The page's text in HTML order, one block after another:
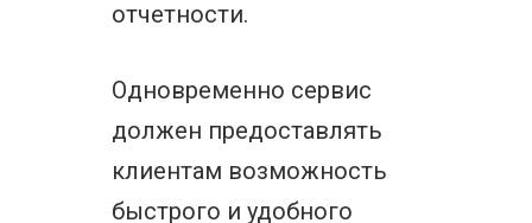
отчетности.
Одновременно сервис
должен предоставлять
клиентам возможность
быстрого и удобного